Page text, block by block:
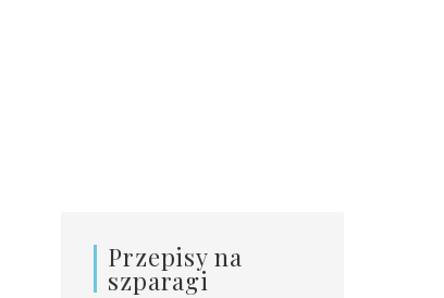
Przepisy na
szparagi